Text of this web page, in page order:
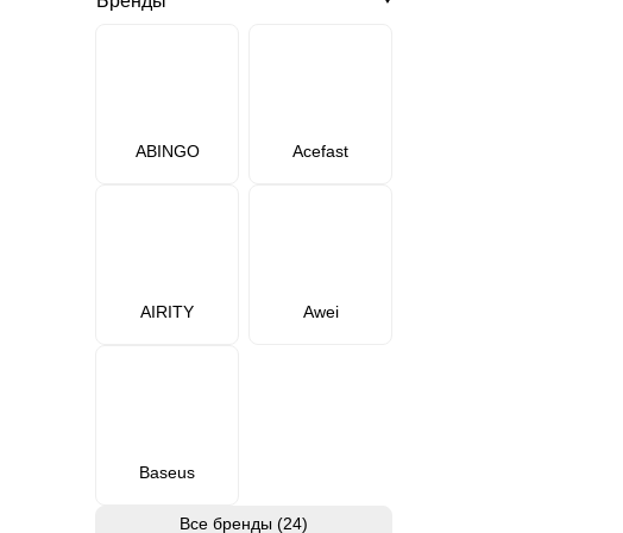
ABINGO Acefast
AIRITY Awei
Baseus
Все бренды (24)